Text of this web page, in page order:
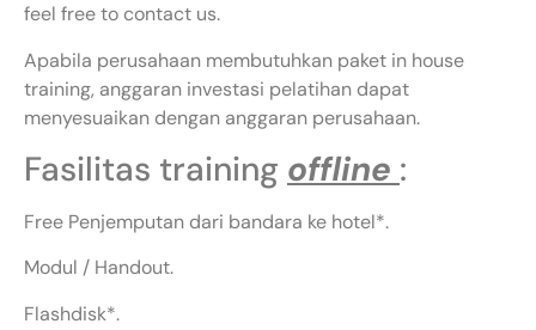
feel free to contact us.
Apabila perusahaan membutuhkan paket in house
training, anggaran investasi pelatihan dapat
menyesuaikan dengan anggaran perusahaan.
Fasilitas training offline :
Free Penjemputan dari bandara ke hotel*.
Modul / Handout.
Flashdisk*.